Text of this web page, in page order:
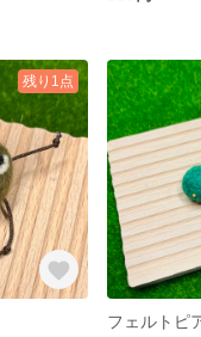
残り1点
フェルトピ